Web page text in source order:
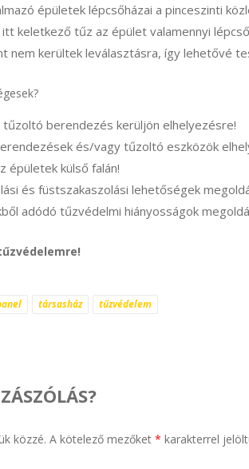
épületek lépcsőházai a pinceszinti
keletkező tűz az épület valamennyi
nem kerültek leválasztásra, így lehetővé
tűzoltó berendezés kerüljön elhelyezésre!
és/vagy tűzoltó eszközök
épületek külső falán!
és füstszakaszolási lehetőségek
adódó tűzvédelmi hiányosságok
társasház tűzvédelem
közzé. A kötelező mezőket * karakterrel